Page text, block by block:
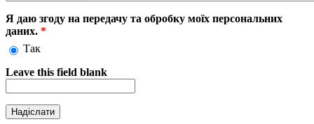
Я даю згоду на передачу та обробку моїх персональних
даних. *
Так
Leave this field blank